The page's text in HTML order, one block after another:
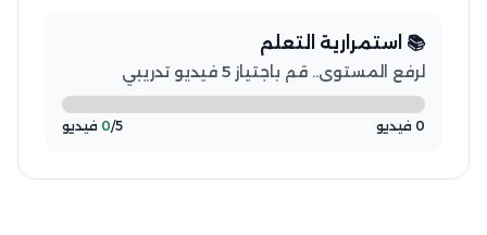
📚 استمرارية التعلم
لرفع المستوى.. قم باجتياز 5 فيديو تدريبي
0 فيديو 0/5 فيديو